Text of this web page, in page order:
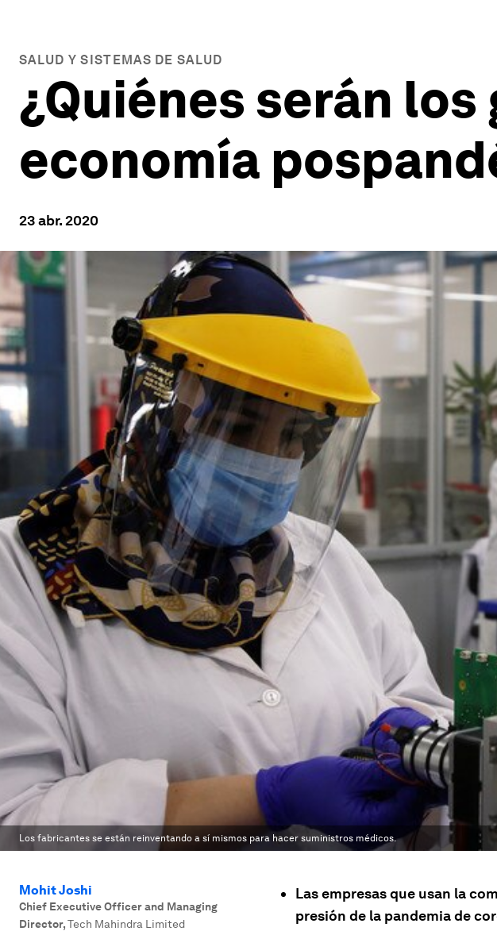
SALUD Y SISTEMAS DE SALUD
¿Quiénes serán
economía
23 abr. 2020
Los fabricantes se están reinventando a sí mismos para hacer suministros médicos.
Mohit Joshi
Chief Executive Officer and Managing
Director,Tech Mahindra Limited
Las empresas que usan la
presión de la pandemia de